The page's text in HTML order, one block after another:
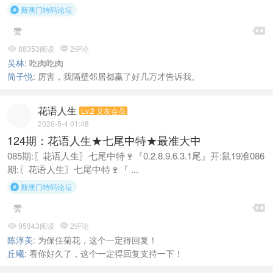
 新澳门特码论坛

赞
88353阅读  2评论
吴林: 吃肉吃肉
简子悦: 厉害，我隔壁邻居都赢了好几万才告诉我。
花语人生 Lv.2 义友会员
2026-5-4 01:48
124期：花语人生★七尾中特★最准大中
085期:〖花语人生〗七尾中特🍷『0.2.8.9.6.3.1尾』开:鼠19准086
期:〖花语人生〗七尾中特🍷『 ...
 新澳门特码论坛

赞
95943阅读  2评论
陈淳美: 为保住菊花，这个一定得回复！
丘曦: 看你好久了，这个一定得回复支持一下！